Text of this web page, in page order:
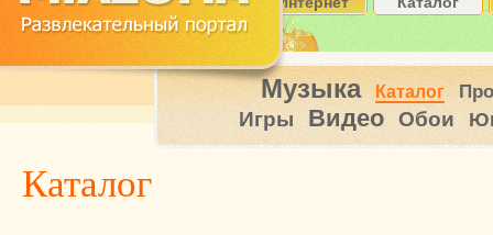
Музыка Каталог
Игры Видео Обои
Каталог